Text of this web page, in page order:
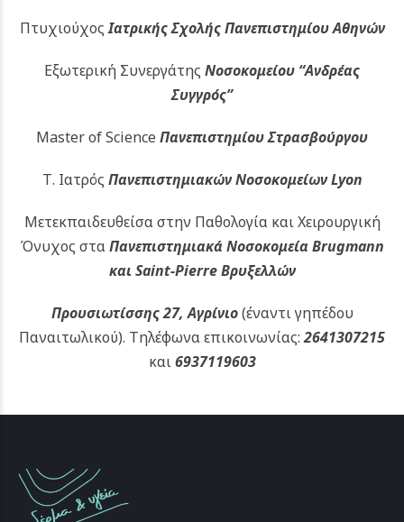
ΠτυχιούχοςΙατρικής Σχολής Πανεπιστημίου Αθηνών
Εξωτερική Συνεργάτης Νοσοκομείου “Ανδρέας
Συγγρός”
Master of Science Πανεπιστημίου Στρασβούργου
Τ. Ιατρός Πανεπιστημιακών Νοσοκομείων Lyon
Μετεκπαιδευθείσα στην Παθολογία και Χειρουργική
Όνυχος σταΠανεπιστημιακά Νοσοκομεία Brugmann
και Saint-Pierre Βρυξελλών
Προυσιωτίσσης 27, Αγρίνιο(έναντι γηπέδου
Παναιτωλικού). Τηλέφωνα επικοινωνίας:2641307215
και6937119603